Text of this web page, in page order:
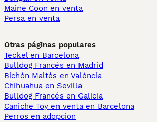
Maine Coon en venta
Persa en venta
Otras páginas populares
Teckel en Barcelona
Bulldog Francés en Madrid
Bichón Maltés en València
Chihuahua en Sevilla
Bulldog Francés en Galicia
Caniche Toy en venta en Barcelona
Perros en adopcion